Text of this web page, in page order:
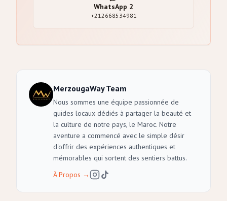
WhatsApp 2
+212668534981
MerzougaWay Team
Nous sommes une équipe passionnée de
guides locaux dédiés à partager la beauté et
la culture de notre pays, le Maroc. Notre
aventure a commencé avec le simple désir
d'offrir des expériences authentiques et
mémorables qui sortent des sentiers battus.
À Propos →